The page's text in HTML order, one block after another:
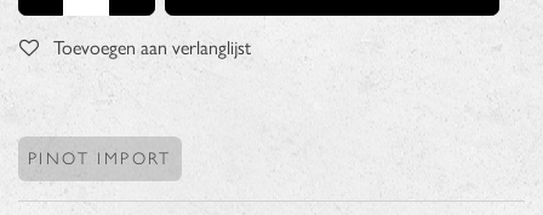
Toevoegen aan verlanglijst
PINOT IMPORT